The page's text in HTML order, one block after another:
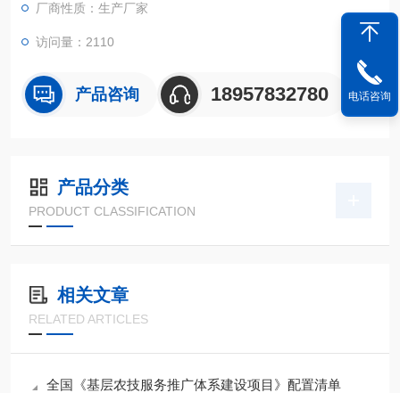
厂商性质：生产厂家
访问量：2110
产品咨询 18957832780
产品分类
PRODUCT CLASSIFICATION
相关文章
RELATED ARTICLES
全国《基层农技服务推广体系建设项目》配置清单
电话咨询